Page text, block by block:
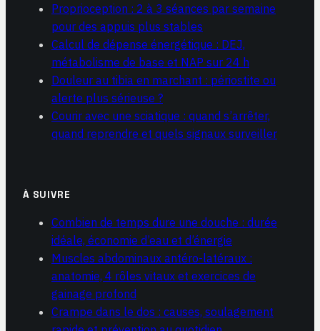
Proprioception : 2 à 3 séances par semaine
pour des appuis plus stables
Calcul de dépense énergétique : DEJ,
métabolisme de base et NAP sur 24 h
Douleur au tibia en marchant : périostite ou
alerte plus sérieuse ?
Courir avec une sciatique : quand s’arrêter,
quand reprendre et quels signaux surveiller
À SUIVRE
Combien de temps dure une douche : durée
idéale, économie d’eau et d’énergie
Muscles abdominaux antéro-latéraux :
anatomie, 4 rôles vitaux et exercices de
gainage profond
Crampe dans le dos : causes, soulagement